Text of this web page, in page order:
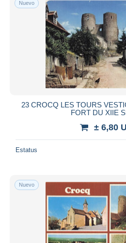
Sólo con descuento
Envío gratis
Métodos de pago
PayPal
Transferencia bancaria
Visa
Mastercard
Deseleccionar todo
Aplicar
Nuevo
23 CROCQ LES TOURS
FORT DU XIIE
± 6,80
Estatus
Nuevo